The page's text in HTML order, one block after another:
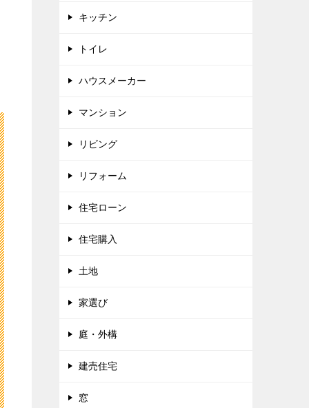
キッチン
トイレ
ハウスメーカー
マンション
リビング
リフォーム
住宅ローン
住宅購入
土地
家選び
庭・外構
建売住宅
窓